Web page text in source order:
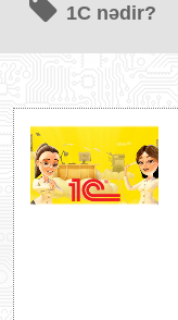
1C nədir?